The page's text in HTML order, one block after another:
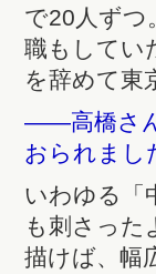
で20人ずつ
職もしてい
を辞めて東
――高橋さ
おられまし
いわゆる「
も刺さった
描けば、幅